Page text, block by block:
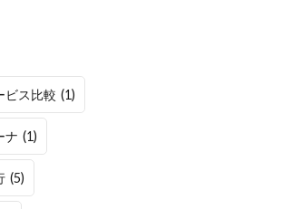
ビス比較 (1)
ナ (1)
(5)